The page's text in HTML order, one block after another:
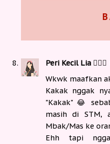
Peri Kecil Lia 🧚🏻‍♀️
Wkwk maafkan
Kakak nggak
"Kakak" 😂
masih di STM,
Mbak/Mas ke
Ehh tapi